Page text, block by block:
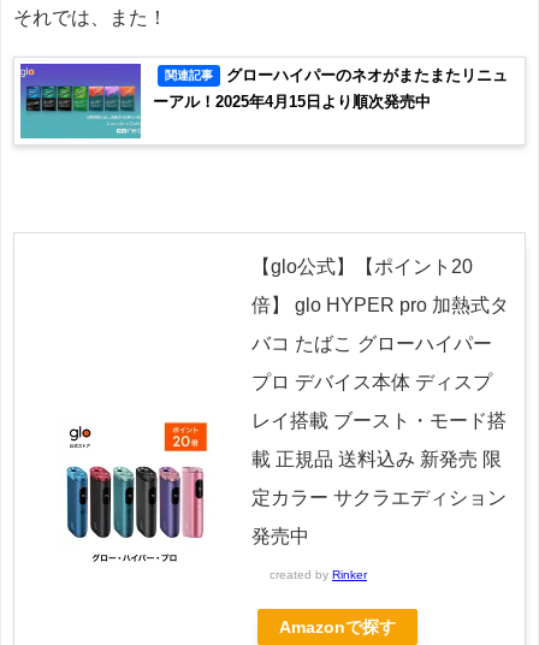
それでは、また！
関連記事
グローハイパーのネオがまたまたリニュ
ーアル！2025年4月15日より順次発売中
【glo公式】【ポイント20
倍】 glo HYPER pro 加熱式タ
バコ たばこ グローハイパー
プロ デバイス本体 ディスプ
レイ搭載 ブースト・モード搭
載 正規品 送料込み 新発売 限
定カラー サクラエディション
発売中
created by Rinker
Amazonで探す